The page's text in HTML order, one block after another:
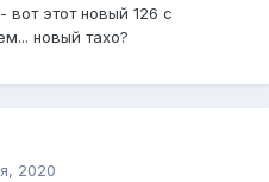
этот новый 126 с
новый тахо?
2020